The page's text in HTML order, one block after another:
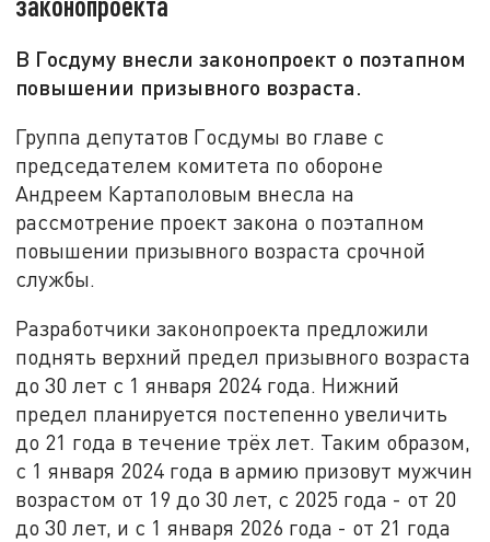
В Госдуму внесли законопроект о поэтапном
повышении призывного возраста.
Группа депутатов Госдумы во главе с
председателем комитета по обороне
Андреем Картаполовым внесла на
рассмотрение проект закона о поэтапном
повышении призывного возраста срочной
службы.
Разработчики законопроекта предложили
поднять верхний предел призывного возраста
до 30 лет с 1 января 2024 года. Нижний
предел планируется постепенно увеличить
до 21 года в течение трёх лет. Таким образом,
с 1 января 2024 года в армию призовут мужчин
возрастом от 19 до 30 лет, с 2025 года - от 20
до 30 лет, и с 1 января 2026 года - от 21 года